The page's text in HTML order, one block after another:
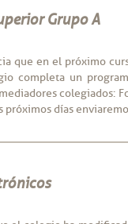
Grupo A
que en el próximo
completa un
colegiados:
días